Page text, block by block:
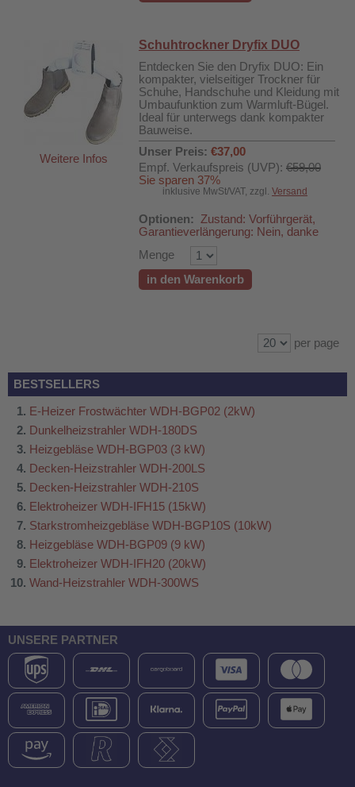
Weitere Infos
Schuhtrockner Dryfix DUO
Entdecken Sie den Dryfix DUO: Ein
kompakter, vielseitiger Trockner für
Schuhe, Handschuhe und Kleidung mit
Umbaufunktion zum Warmluft-Bügel.
Ideal für unterwegs dank kompakter
Bauweise.
Unser Preis: €37,00
Empf. Verkaufspreis (UVP): €59,00
Sie sparen 37%
inklusive MwSt/VAT, zzgl. Versand
Optionen:
Zustand: Vorführgerät,
Garantieverlängerung: Nein, danke
Menge
in den Warenkorb
per page
BESTSELLERS
E-Heizer Frostwächter WDH-BGP02 (2kW)
Dunkelheizstrahler WDH-180DS
Heizgebläse WDH-BGP03 (3 kW)
Decken-Heizstrahler WDH-200LS
Decken-Heizstrahler WDH-210S
Elektroheizer WDH-IFH15 (15kW)
Starkstromheizgebläse WDH-BGP10S (10kW)
Heizgebläse WDH-BGP09 (9 kW)
Elektroheizer WDH-IFH20 (20kW)
Wand-Heizstrahler WDH-300WS
UNSERE PARTNER